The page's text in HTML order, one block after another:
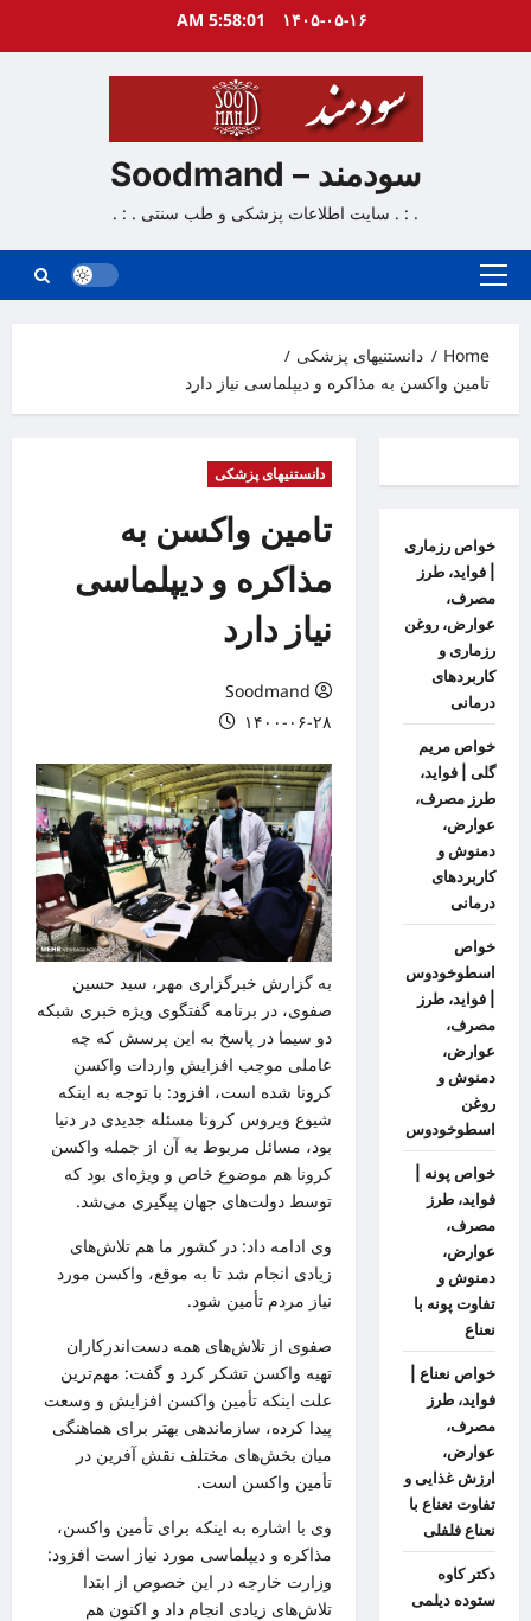
۱۴۰۵-۰۵-۱۶ 5:58:02 AM
سودمند – Soodmand
. : . سایت اطلاعات پزشکی و طب سنتی . : .
Primary
Home
دانستنیهای پزشکی
تامین واکسن به مذاکره و دیپلماسی نیاز دارد
دانستنیهای پزشکی
تامین واکسن به
مذاکره و دیپلماسی
نیاز دارد
Soodmand
۱۴۰۰-۰۶-۲۸
به گزارش خبرگزاری مهر ، سید حسین
صفوی، در برنامه گفتگوی ویژه خبری شبکه
دو سیما در پاسخ به این پرسش که چه
عاملی موجب افزایش واردات واکسن
کرونا شده است، افزود: با توجه به اینکه
شیوع ویروس کرونا مسئله جدیدی در دنیا
بود، مسائل مربوط به آن از جمله واکسن
کرونا هم موضوع خاص و ویژه‌ای بود که
توسط دولت‌های جهان پیگیری می‌شد.
وی ادامه داد: در کشور ما هم تلاش‌های
زیادی انجام شد تا به موقع، واکسن مورد
نیاز مردم تأمین شود.
صفوی از تلاش‌های همه دست‌اندرکاران
تهیه واکسن تشکر کرد و گفت: مهم‌ترین
علت اینکه تأمین واکسن افزایش و وسعت
پیدا کرده، سازماندهی بهتر برای هماهنگی
میان بخش‌های مختلف نقش آفرین در
تأمین واکسن است.
وی با اشاره به اینکه برای تأمین واکسن،
مذاکره و دیپلماسی مورد نیاز است افزود:
وزارت خارجه در این خصوص از ابتدا
تلاش‌های زیادی انجام داد و اکنون هم
خواص رزماری
| فواید، طرز
مصرف،
عوارض، روغن
رزماری و
کاربردهای
درمانی
خواص مریم
گلی | فواید،
طرز مصرف،
عوارض،
دمنوش و
کاربردهای
درمانی
خواص
اسطوخودوس
| فواید، طرز
مصرف،
عوارض،
دمنوش و
روغن
اسطوخودوس
خواص پونه |
فواید، طرز
مصرف،
عوارض،
دمنوش و
تفاوت پونه با
نعناع
خواص نعناع |
فواید، طرز
مصرف،
عوارض،
ارزش غذایی و
تفاوت نعناع با
نعناع فلفلی
دکتر کاوه
ستوده دیلمی